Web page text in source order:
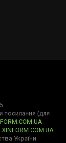
посилання (для
України.